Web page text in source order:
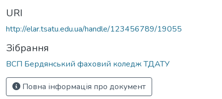
URI
http://elar.tsatu.edu.ua/handle/123456789/19055
Зібрання
ВСП Бердянський фаховий коледж ТДАТУ
Повна інформація про документ